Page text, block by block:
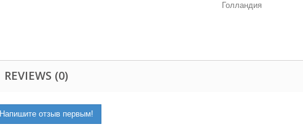
Голландия
REVIEWS (0)
Напишите отзыв первым!